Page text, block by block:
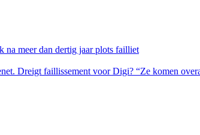
na meer dan dertig jaar plots failliet
Dreigt faillissement voor Digi? “Ze komen